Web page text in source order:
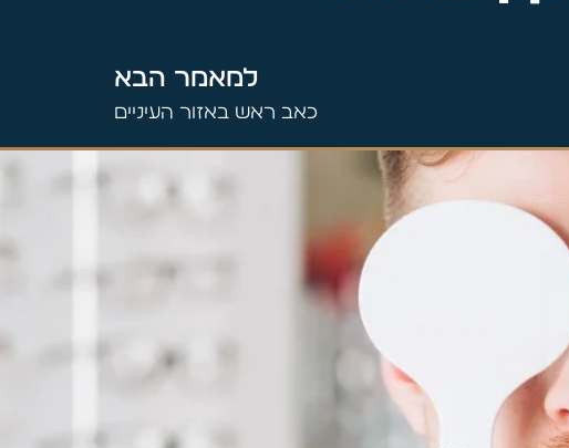
למאמר הבא
כאב ראש באזור העיניים